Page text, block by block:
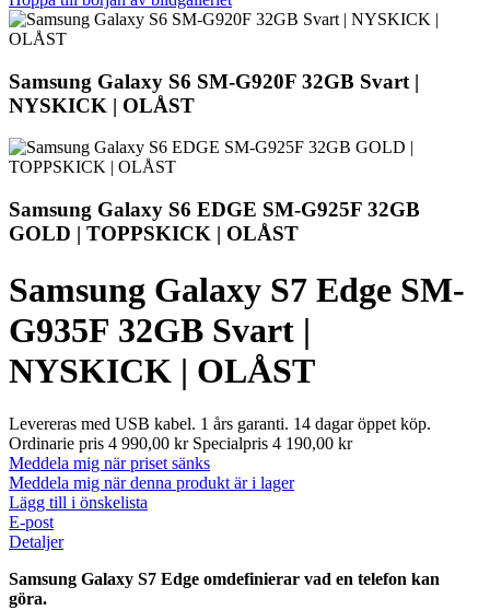
Samsung Galaxy S6 SM-G920F 32GB Svart |
NYSKICK | OLÅST
Samsung Galaxy S6 EDGE SM-G925F 32GB
GOLD | TOPPSKICK | OLÅST
Samsung Galaxy S7 Edge SM-
G935F 32GB Svart |
NYSKICK | OLÅST
Levereras med USB kabel. 1 års garanti. 14 dagar öppet köp.
Ordinarie pris 4 990,00 kr Specialpris 4 190,00 kr
Meddela mig när priset sänks
Meddela mig när denna produkt är i lager
Lägg till i önskelista
E-post
Detaljer
Samsung Galaxy S7 Edge omdefinierar vad en telefon kan
göra.